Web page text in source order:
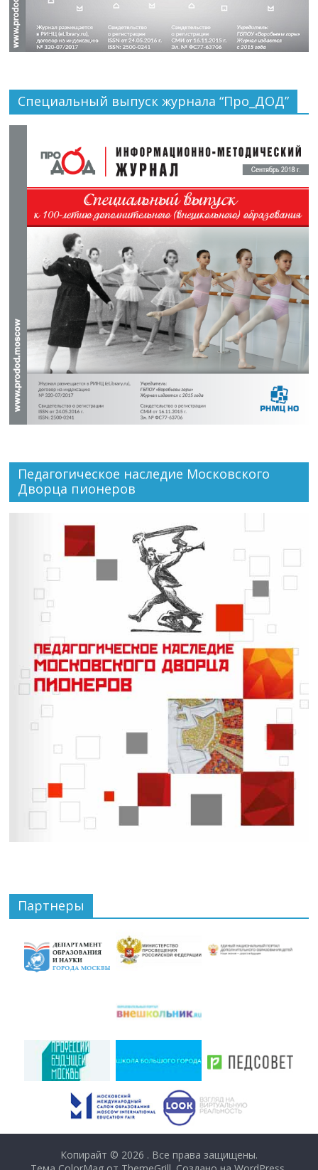
Специальный выпуск журнала “Про_ДОД”
Педагогическое наследие Московского
Дворца пионеров
Партнеры
Копирайт © 2026 . Все права защищены.